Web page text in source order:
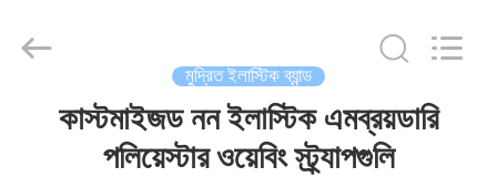
Accessories
Co.,Ltd.
মুদ্রিত ইলাস্টিক ব্যান্ড
কাস্টমাইজড নন ইলাস্টিক এমব্রয়ডারি
পলিয়েস্টার ওয়েবিং স্ট্র্যাপগুলি